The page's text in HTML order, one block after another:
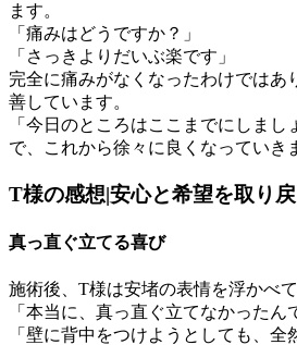
ます。
「痛みはどうですか？」
「さっきよりだいぶ楽です」
完全に痛みがなくなったわけではあ
善しています。
「今日のところはここまでにしま
で、これから徐々に良くなっていき
T様の感想|安心と希望を取り
真っ直ぐ立てる喜び
施術後、T様は安堵の表情を浮かべて
「本当に、真っ直ぐ立てなかったん
「壁に背中をつけようとしても、全